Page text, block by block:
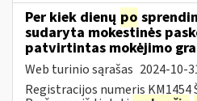
Per kiek dienų po
sudaryta mokestinės
patvirtintas mokėjimo
Web turinio sąrašas 2024-10-
Registracijos numeris